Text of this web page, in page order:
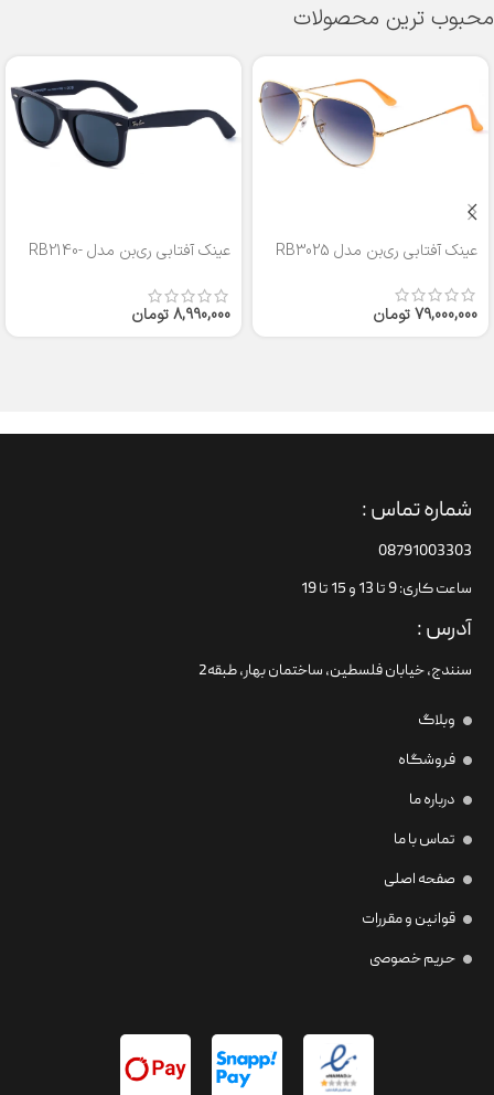
محبوب ترین محصولات
عینک آفتابی ری‌بن مدل RB3025
79,000,000تومان
عینک آفتابی ری‌بن مدل RB2140-
8,990,000تومان
شماره تماس :
08791003303
ساعت کاری: 9 تا 13 و 15 تا 19
آدرس :
سنندج، خیابان فلسطین،‌ ساختمان بهار، طبقه2
وبلاگ
فروشگاه
درباره ما
تماس با ما
صفحه اصلی
قوانین و مقررات
حریم خصوصی